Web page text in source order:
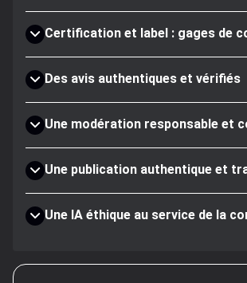
Certification et label : gages de
Des avis authentiques et vérifiés
Une modération responsable et
Une publication authentique et
Une IA éthique au service de la